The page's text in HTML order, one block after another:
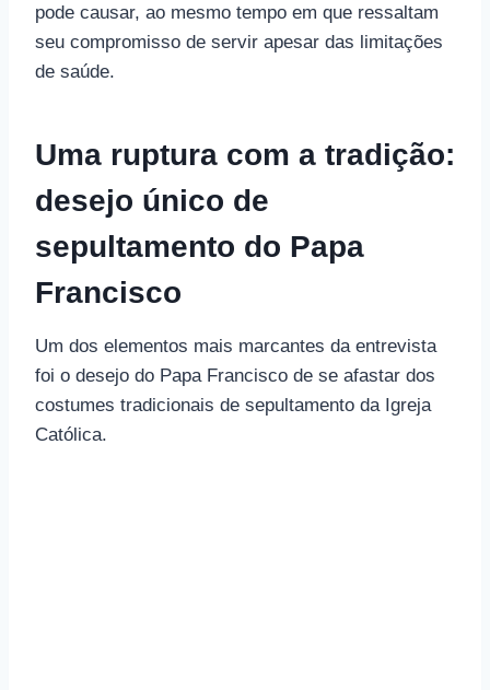
pode causar, ao mesmo tempo em que ressaltam
seu compromisso de servir apesar das limitações
de saúde.
Uma ruptura com a tradição:
desejo único de
sepultamento do Papa
Francisco
Um dos elementos mais marcantes da entrevista
foi o desejo do Papa Francisco de se afastar dos
costumes tradicionais de sepultamento da Igreja
Católica.